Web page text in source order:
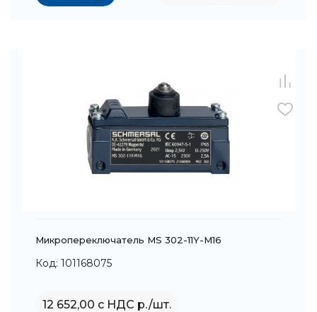
Микропереключатель MS 302-11Y-M16
Код: 101168075
12 652,00 с НДС р./шт.